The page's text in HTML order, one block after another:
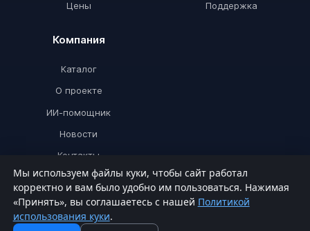
Цены Поддержка
Компания
Каталог
О проекте
ИИ-помощник
Новости
Контакты
© ТНВЭДИИ 2026. Все права защищены.
Политика конфиденциальности
Мы используем файлы куки, чтобы сайт работал
корректно и вам было удобно им пользоваться. Нажимая
«Принять», вы соглашаетесь с нашей Политикой
использования куки.